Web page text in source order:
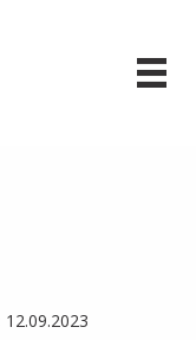
12.09.2023